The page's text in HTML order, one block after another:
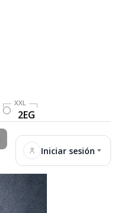
Iniciar sesión
XXL
2EG